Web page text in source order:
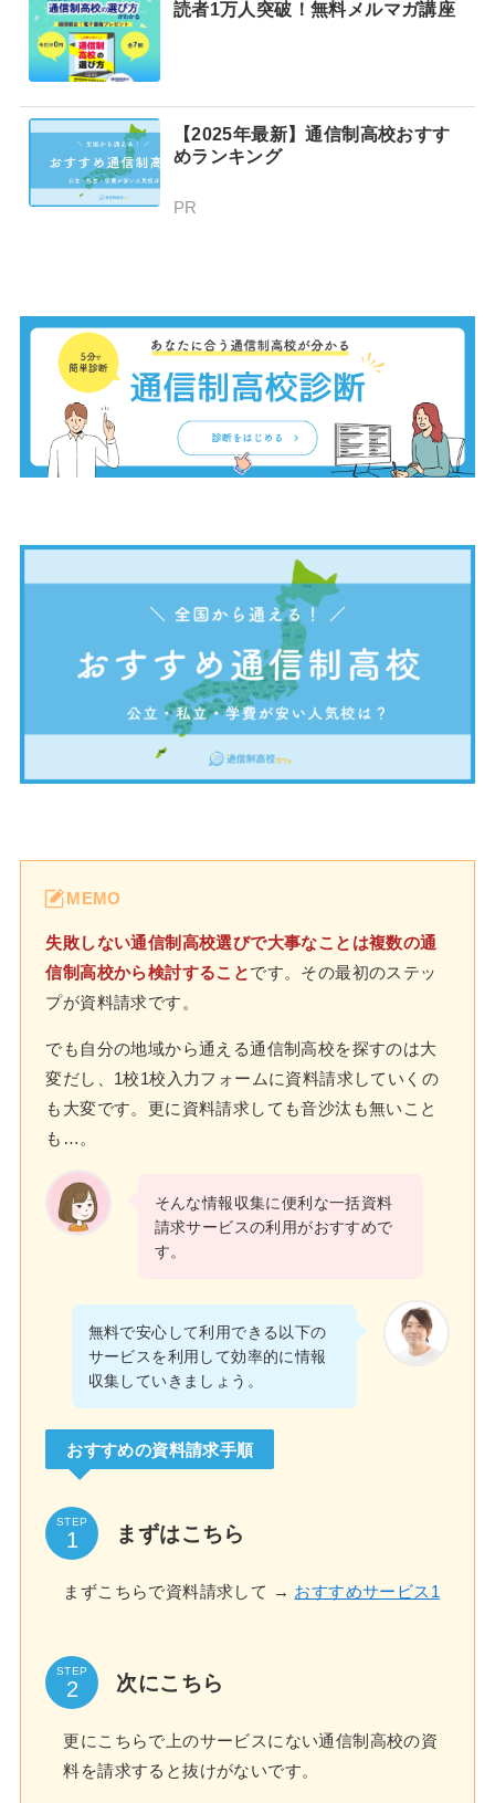
読者1万人突破！無料メルマガ講座
【2025年最新】通信制高校おすす
めランキング
PR
MEMO
失敗しない通信制高校選びで大事なことは複数の通
信制高校から検討することです。その最初のステッ
プが資料請求です。
でも自分の地域から通える通信制高校を探すのは大
変だし、1校1校入力フォームに資料請求していくの
も大変です。更に資料請求しても音沙汰も無いこと
も…。
そんな情報収集に便利な一括資料
請求サービスの利用がおすすめで
す。
無料で安心して利用できる以下の
サービスを利用して効率的に情報
収集していきましょう。
おすすめの資料請求手順
STEP
まずはこちら
まずこちらで資料請求して → おすすめサービス1
STEP
次にこちら
更にこちらで上のサービスにない通信制高校の資
料を請求すると抜けがないです。